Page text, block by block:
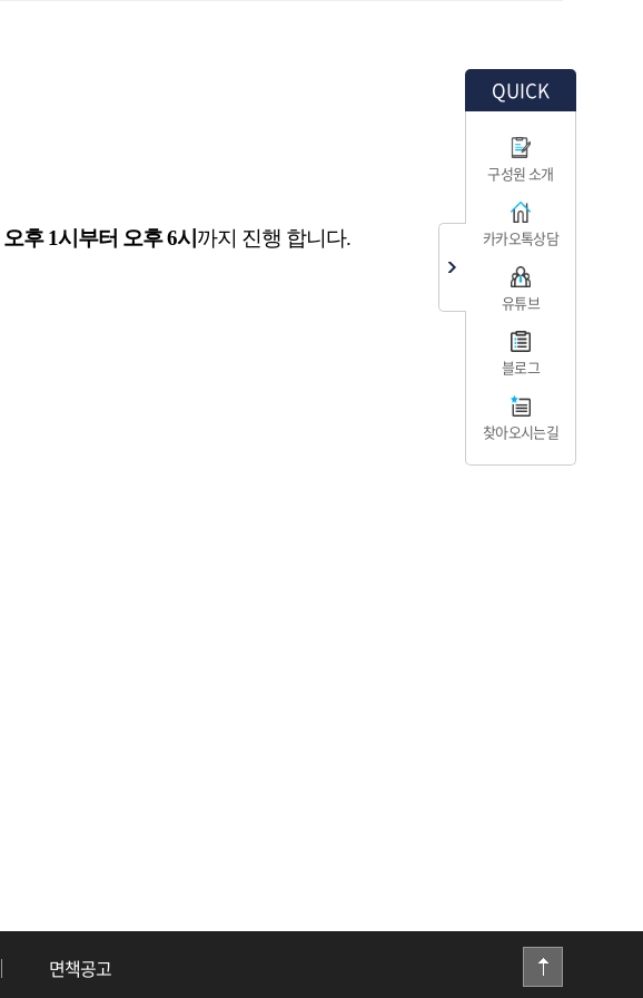
QUICK
구성원 소개
카카오톡상담
유튜브
블로그
찾아오시는길
오후 1시부터 오후 6시 까지 진행 합니다.
면책공고